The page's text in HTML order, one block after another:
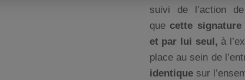
suivi de l’action
quecette signature
et par lui seul, à
place au sein de
identique sur